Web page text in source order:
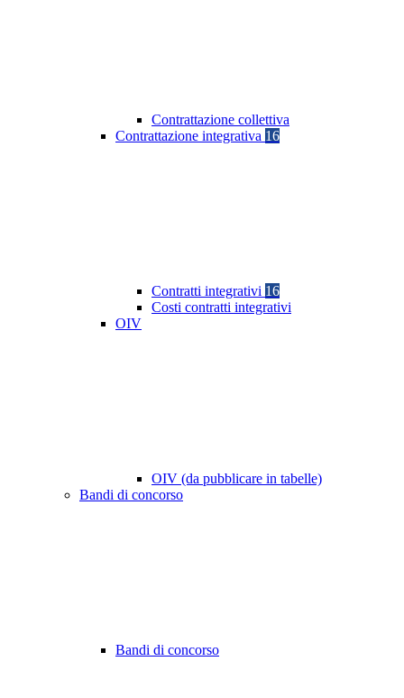
Contrattazione collettiva
Contrattazione integrativa 16
Contratti integrativi 16
Costi contratti integrativi
OIV
OIV (da pubblicare in tabelle)
Bandi di concorso
Bandi di concorso